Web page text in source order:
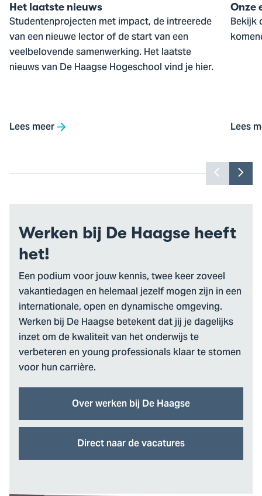
Het laatste nieuws
Studentenprojecten met impact, de intreerede
van een nieuwe lector of de start van een
veelbelovende samenwerking. Het laatste
nieuws van De Haagse Hogeschool vind je hier.
Lees meer
Onze
Bekijk
Lees
Toon
vorige
Werken bij De Haagse heeft
het!
Een podium voor jouw kennis, twee keer zoveel
vakantiedagen en helemaal jezelf mogen zijn in een
internationale, open en dynamische omgeving.
Werken bij De Haagse betekent dat jij je dagelijks
inzet om de kwaliteit van het onderwijs te
verbeteren en young professionals klaar te stomen
voor hun carrière.
Over werken bij De Haagse
Direct naar de vacatures